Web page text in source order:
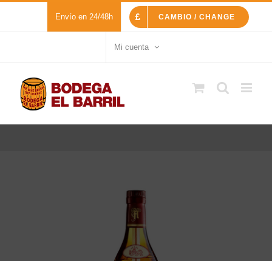
Envío en 24/48h CAMBIO / CHANGE
Mi cuenta